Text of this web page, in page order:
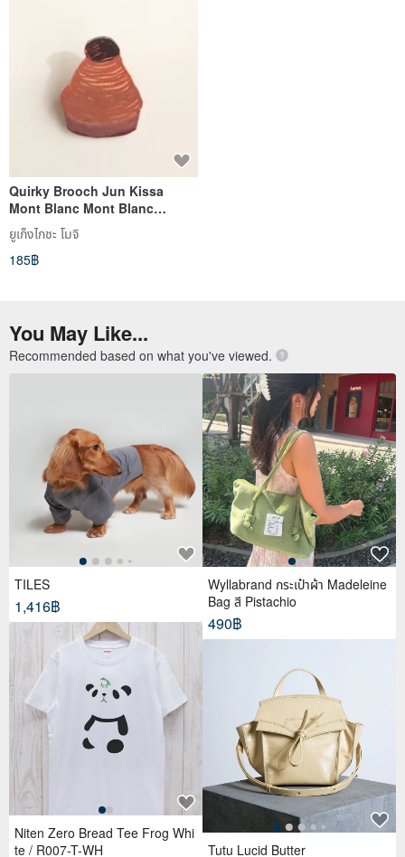
Quirky Brooch Jun Kissa
Mont Blanc Mont Blanc
Sweets Western
Confectionery Cake Hand-
drawn One-of-a-kind
ยูเก็งไกชะ โมจิ
185฿
You May Like...
Recommended based on what you've viewed.
TILES
1,416฿
Niten Zero Bread Tee Frog Whi
te / R007-T-WH
Wyllabrand กระเป๋าผ้า Madeleine
Bag สี Pistachio
490฿
Tutu Lucid Butter